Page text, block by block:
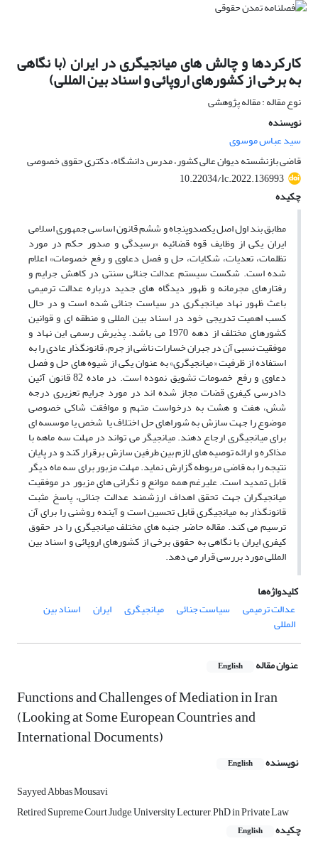
کارکردها و چالش های میانجیگری در ایران (با نگاهی
به برخی از کشورهای اروپائی و اسناد بین المللی)
نوع مقاله : مقاله پژوهشی
نویسنده
سید عباس موسوی
قاضی بازنشسته دیوان عالی کشور، مدرس دانشگاه، دکتری حقوق خصوصی
10.22034/lc.2022.136993
چکیده
مطابق بند اول اصل یکصدوپنجاه و ششم قانون اساسی جمهوری اسلامی
ایران یکی از وظایف قوه قضائیه «رسیدگی و صدور حکم در مورد
تظلمات، تعدیات، شکایات، حل و فصل دعاوی و رفع خصومات» اعلام
شده است. شکست سیستم عدالت جنائی سنتی در کاهش جرایم و
رفتارهای مجرمانه و ظهور دیدگاه های جدید درباره عدالت ترمیمی
باعث ظهور نهاد میانجیگری در سیاست جنائی شده است و در حال
کسب اهمیت تدریجی خود در اسناد بین المللی و منطقه ای و قوانین
کشورهای مختلف از دهه 1970 می باشد. پذیرش رسمی این نهاد و
موفقیت نسبی آن در جبران خسارات ناشی از جرم، قانونگذار عادی را به
استفاده از ظرفیت «میانجیگری» به عنوان یکی از شیوه های حل و فصل
دعاوی و رفع خصومات تشویق نموده است. در ماده 82 قانون آئین
دادرسی کیفری قضات مجاز شده اند در مورد جرایم تعزیری درجه
شش، هفت و هشت به درخواست متهم و موافقت شاکی خصوصی
موضوع را جهت سازش به شوراهای حل اختلاف یا شخص یا موسسه ای
برای میانجیگری ارجاع دهند. میانجیگر می تواند در مهلت سه ماهه با
مذاکره و ارائه توصیه های لازم بین طرفین سازش برقرار کند و در پایان
نتیجه را به قاضی مربوطه گزارش نماید. مهلت مزبور برای سه ماه دیگر
قابل تمدید است. علیرغم همه موانع و نگرانی های مزبور در موفقیت
میانجیگران جهت تحقق اهداف ارزشمند عدالت جنائی، پاسخ مثبت
قانونگذار به میانجیگری قابل تحسین است و آینده روشنی را برای آن
ترسیم می کند. مقاله حاضر جنبه های مختلف میانجیگری را در حقوق
کیفری ایران با نگاهی به حقوق برخی از کشورهای اروپائی و اسناد بین
المللی مورد بررسی قرار می دهد.
کلیدواژه‌ها
عدالت ترمیمی
سیاست جنائی میانجیگری ایران اسناد بین
المللی
عنوان مقاله English
Functions and Challenges of Mediation in Iran
(Looking at Some European Countries and
International Documents)
نویسنده English
Sayyed Abbas Mousavi
Retired Supreme Court Judge, University Lecturer, PhD in Private Law
چکیده
English